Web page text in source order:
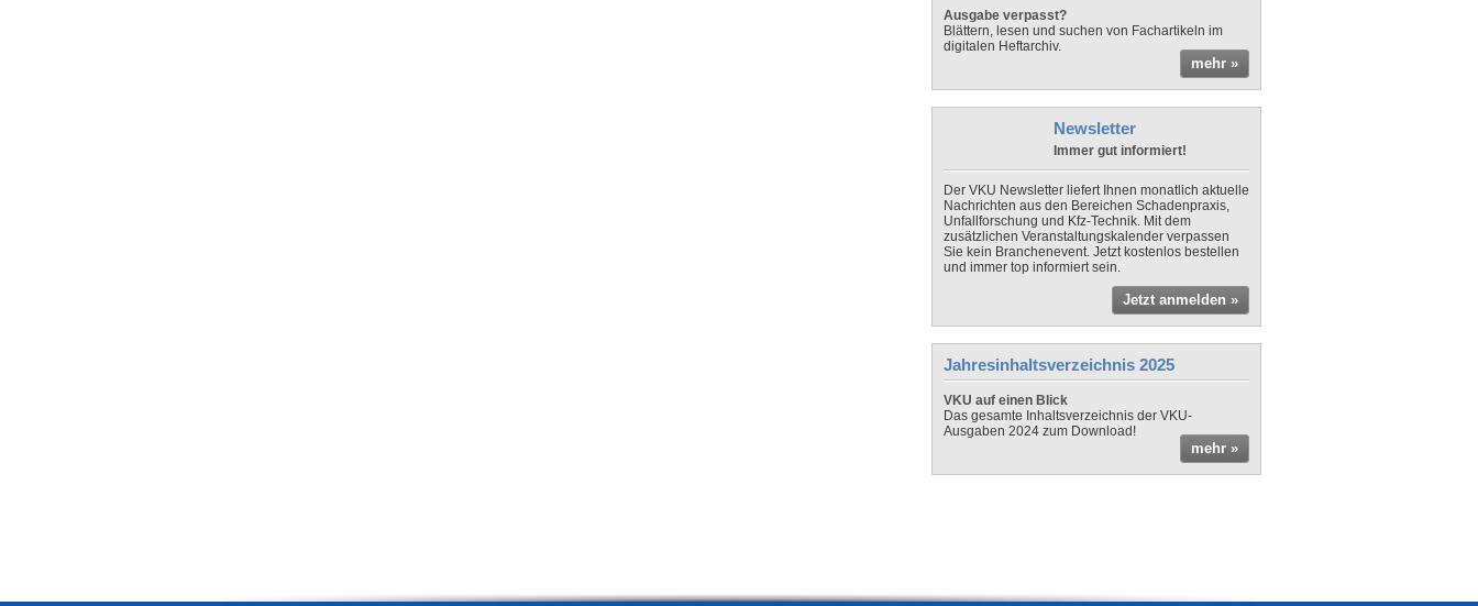
Ausgabe verpasst?
Blättern, lesen und suchen von Fachartikeln im
digitalen Heftarchiv.
mehr »
Newsletter
Immer gut informiert!
Der VKU Newsletter liefert Ihnen monatlich aktuelle
Nachrichten aus den Bereichen Schadenpraxis,
Unfallforschung und Kfz-Technik. Mit dem
zusätzlichen Veranstaltungskalender verpassen
Sie kein Branchenevent. Jetzt kostenlos bestellen
und immer top informiert sein.
Jetzt anmelden »
Jahresinhaltsverzeichnis 2025
VKU auf einen Blick
Das gesamte Inhaltsverzeichnis der VKU-
Ausgaben 2024 zum Download!
mehr »